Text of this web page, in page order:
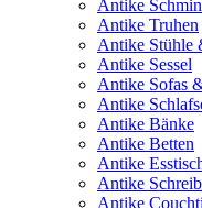
Antike
Antike Truhen
Antike Stühle
Antike Sessel
Antike Sofas
Antike
Antike Bänke
Antike Betten
Antike
Antike
Antike